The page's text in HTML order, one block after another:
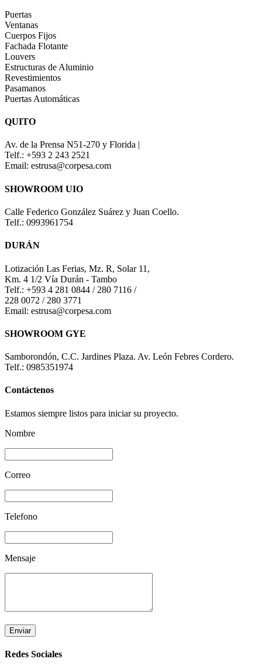
Puertas
Ventanas
Cuerpos Fijos
Fachada Flotante
Louvers
Estructuras de Aluminio
Revestimientos
Pasamanos
Puertas Automáticas
QUITO
Av. de la Prensa N51-270 y Florida |
Telf.: +593 2 243 2521
Email: estrusa@corpesa.com
SHOWROOM UIO
Calle Federico González Suárez y Juan Coello.
Telf.: 0993961754
DURÁN
Lotización Las Ferias, Mz. R, Solar 11,
Km. 4 1/2 Vía Durán - Tambo
Telf.: +593 4 281 0844 / 280 7116 /
228 0072 / 280 3771
Email: estrusa@corpesa.com
SHOWROOM GYE
Samborondón, C.C. Jardines Plaza. Av. León Febres Cordero.
Telf.: 0985351974
Contáctenos
Estamos siempre listos para iniciar su proyecto.
Nombre
Correo
Telefono
Mensaje
Enviar
Redes Sociales